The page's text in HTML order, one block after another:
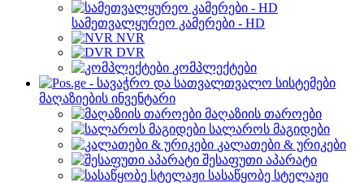
სამეთვალყურეო კამერები - HD
NVR
DVR
კომპლექტები
მაღაზიების ინვენტარი
მაღაზიის თაროები
სალაროს მაგიდები
კალათები & ურიკები
შესაფუთი აპარატი
სასაწყობე სტელაჟი